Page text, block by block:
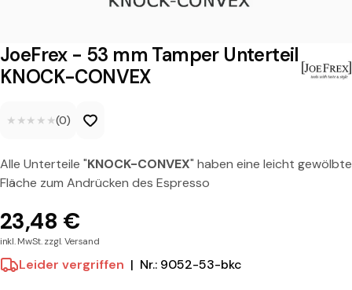
m
m
a
m
p
e
r
U
JoeFrex - 53 mm Tamper Unterteil
KNOCK-CONVEX
★★★★★
★★★★★(0)
Alle Unterteile "KNOCK-CONVEX" haben eine leicht gewölbte
Fläche zum Andrücken des Espresso
23,48 €
inkl. MwSt. zzgl. Versand
Leider vergriffen | Nr.: 9052-53-bkc